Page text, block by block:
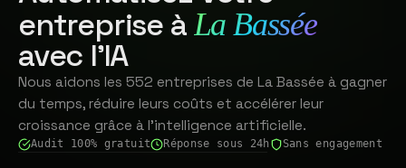
entreprise à La Bassée
avec l'IA
Nous aidons les 552 entreprises de La Bassée à gagner
du temps, réduire leurs coûts et accélérer leur
croissance grâce à l'intelligence artificielle.
Audit 100% gratuit Réponse sous 24h Sans engagement